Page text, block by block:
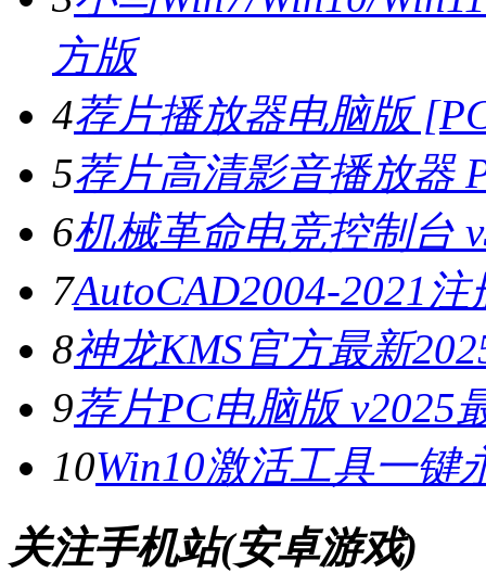
方版
4荐片播放器电脑版
5荐片高清影音播放器
6机械革命电竞控制台
7AutoCAD2004-2021
8神龙KMS官方最新
9荐片PC电脑版 v2025
10Win10激活工具一键
关注手机站(安卓游戏)